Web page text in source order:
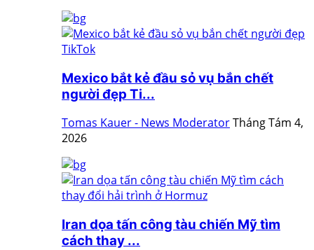
Mexico bắt kẻ đầu sỏ vụ bắn chết
người đẹp Ti...
Tomas Kauer - News ModeratorTháng Tám 4,
2026
Iran dọa tấn công tàu chiến Mỹ tìm
cách thay ...